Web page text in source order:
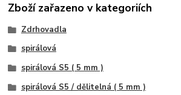
Zboží zařazeno v kategoriích
Zdrhovadla
spirálová
spirálová S5 ( 5 mm )
spirálová S5 / dělitelná ( 5 mm )